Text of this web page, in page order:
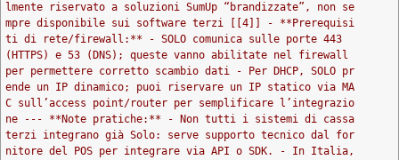
lmente riservato a soluzioni SumUp “brandizzate”, non se
mpre disponibile sui software terzi [[4]] - **Prerequisi
ti di rete/firewall:** - SOLO comunica sulle porte 443
(HTTPS) e 53 (DNS); queste vanno abilitate nel firewall
per permettere corretto scambio dati - Per DHCP, SOLO pr
ende un IP dinamico; puoi riservare un IP statico via MA
C sull’access point/router per semplificare l’integrazio
ne --- **Note pratiche:** - Non tutti i sistemi di cassa
terzi integrano già Solo: serve supporto tecnico dal for
nitore del POS per integrare via API o SDK. - In Italia,